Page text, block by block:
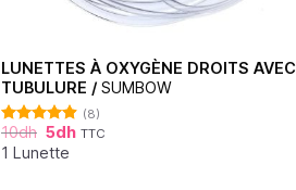
LUNETTES À OXYGÈNE DROITS AVEC
TUBULURE / SUMBOW
Note 4.88
sur 5
(8)
10dh 5dh TTC
1 Lunette